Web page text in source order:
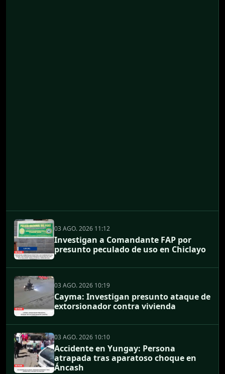
03 AGO. 2026 11:12
Investigan a Comandante FAP por
presunto peculado de uso en Chiclayo
03 AGO. 2026 10:19
Cayma: Investigan presunto ataque de
extorsionador contra vivienda
03 AGO. 2026 10:10
Accidente en Yungay: Persona
atrapada tras aparatoso choque en
Áncash